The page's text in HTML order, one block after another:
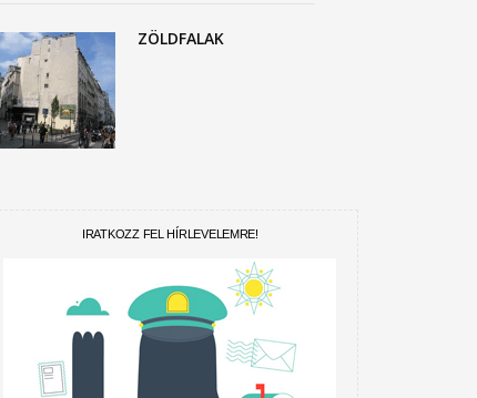
ZÖLDFALAK
IRATKOZZ FEL HÍRLEVELEMRE!